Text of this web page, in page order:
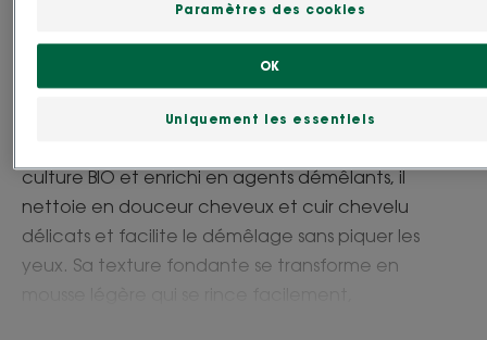
le Shampoing Démêlant délicatement parfumé à
la pêche est doté d’une formule biodégradable*
douce qui contient 81 % d’ingrédients d’origine
culture BIO et enrichi en agents démêlants, il
nettoie en douceur cheveux et cuir chevelu
délicats et facilite le démêlage sans piquer les
yeux. Sa texture fondante se transforme en
Paramètres des cookies
Uniquement les essentiels
OK